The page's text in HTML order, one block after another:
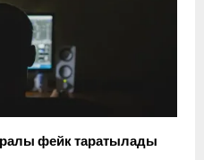
фейк таратылады